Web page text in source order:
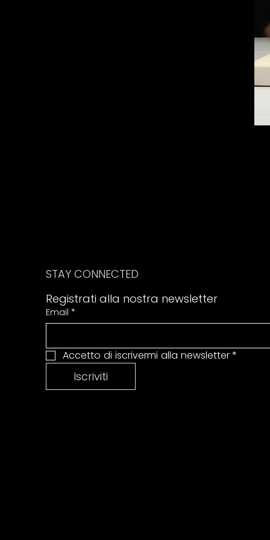
STAY CONNECTED
Registrati alla nostra newsletter
Email *
Accetto di iscrivermi alla newsletter *
Iscriviti